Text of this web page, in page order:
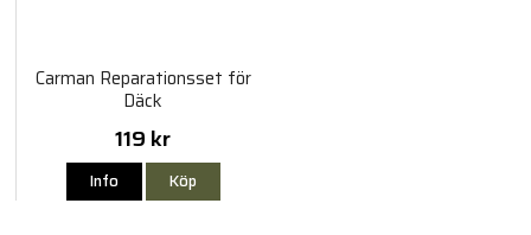
Carman Reparationsset för
Däck
119 kr
Info Köp